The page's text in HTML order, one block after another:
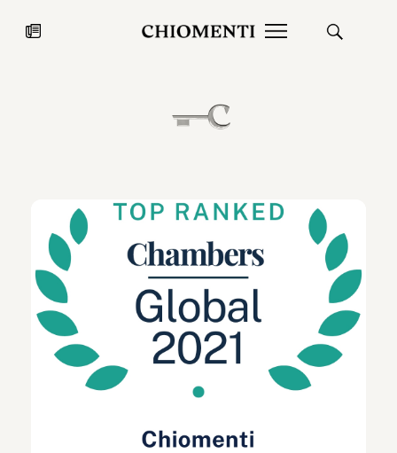
27 LUG 2026
Fondazione Torlonia inaugura la
mostra Marmora Romana
ampliando gli spazi espositivi